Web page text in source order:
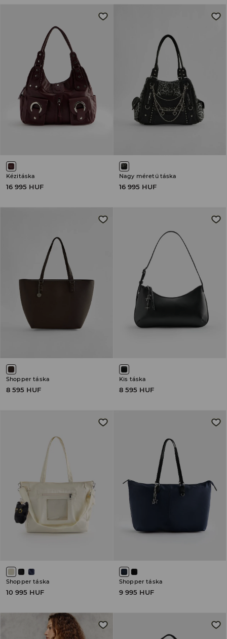
Kézitáska
16 995 HUF
Nagy méretű táska
16 995 HUF
Shopper táska
8 595 HUF
Kis táska
8 595 HUF
Shopper táska
10 995 HUF
Shopper táska
9 995 HUF